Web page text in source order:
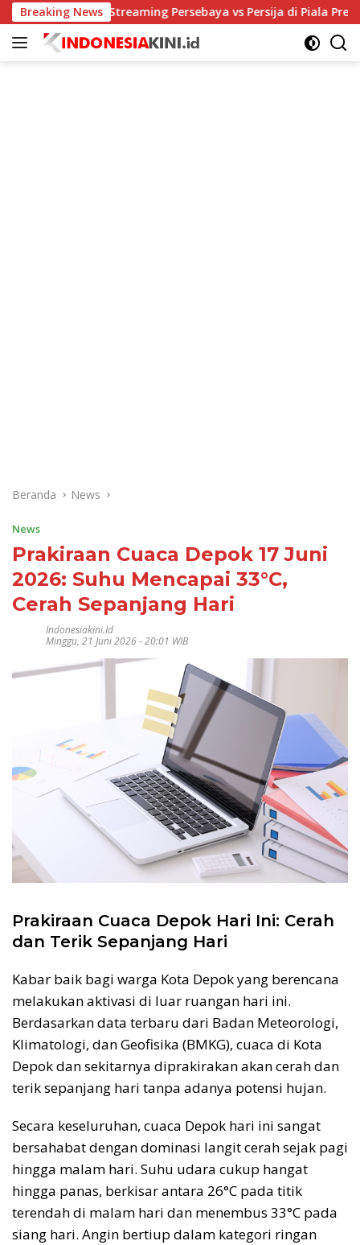
Langsung
ke
konten
Breaking News
Link Live Streaming Persebaya vs Persija di Piala Presiden
Beranda News
News
Prakiraan Cuaca Depok 17 Juni
2026: Suhu Mencapai 33°C,
Cerah Sepanjang Hari
Indonesiakini.id
Minggu, 21 Juni 2026 - 20:01 WIB
Prakiraan Cuaca Depok Hari Ini: Cerah
dan Terik Sepanjang Hari
Kabar baik bagi warga Kota Depok yang berencana
melakukan aktivasi di luar ruangan hari ini.
Berdasarkan data terbaru dari Badan Meteorologi,
Klimatologi, dan Geofisika (BMKG), cuaca di Kota
Depok dan sekitarnya diprakirakan akan cerah dan
terik sepanjang hari tanpa adanya potensi hujan.
Secara keseluruhan, cuaca Depok hari ini sangat
bersahabat dengan dominasi langit cerah sejak pagi
hingga malam hari. Suhu udara cukup hangat
hingga panas, berkisar antara 26°C pada titik
terendah di malam hari dan menembus 33°C pada
siang hari. Angin bertiup dalam kategori ringan